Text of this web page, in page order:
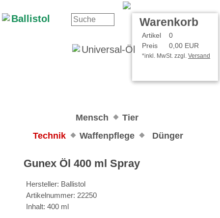
Warenkorb
Artikel
0
Preis
0,00 EUR
*inkl. MwSt. zzgl. Versand
Mensch
Tier
Technik
Waffenpflege Dünger
Gunex Öl 400 ml Spray
Hersteller: Ballistol
Artikelnummer: 22250
Inhalt: 400 ml